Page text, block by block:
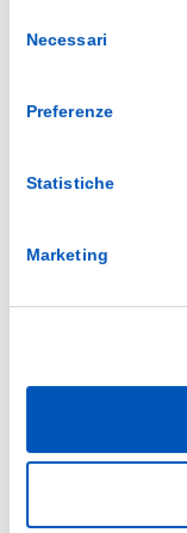
delNecessari
Preferenze
Statistiche
Marketing
15 Come
I
teneri e
polvere e
quindi,
gli amici
e le
0